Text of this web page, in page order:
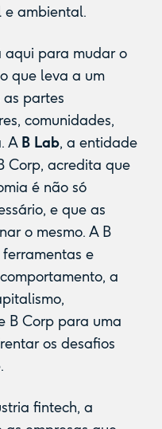
e ambiental.
aqui para mudar o
que leva a um
partes
comunidades,
A B Lab, a entidade
Corp, acredita que
é não só
e que as
o mesmo. A B
e
a
B Corp para uma
os desafios
fintech, a